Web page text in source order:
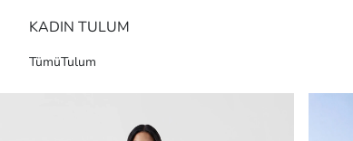
KADIN TULUM
TümüTulum